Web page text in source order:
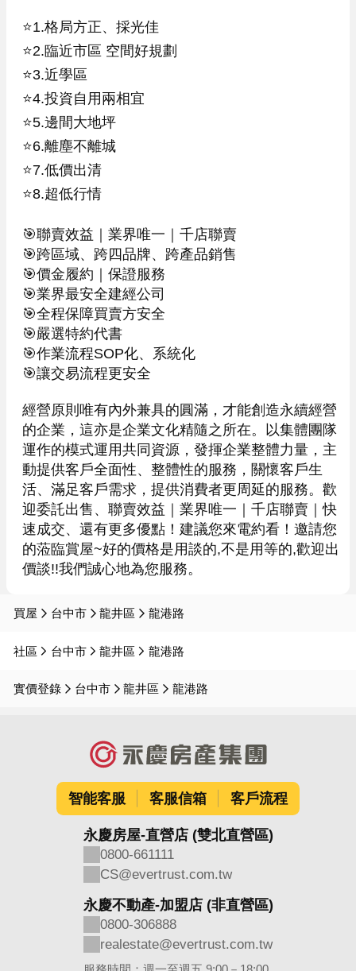
⭐️1.格局方正、採光佳
⭐️2.臨近市區 空間好規劃
⭐️3.近學區
⭐️4.投資自用兩相宜
⭐️5.邊間大地坪
⭐️6.離塵不離城
⭐️7.低價出清
⭐️8.超低行情
🎯聯賣效益｜業界唯一｜千店聯賣
🎯跨區域、跨四品牌、跨產品銷售
🎯價金履約｜保證服務
🎯業界最安全建經公司
🎯全程保障買賣方安全
🎯嚴選特約代書
🎯作業流程SOP化、系統化
🎯讓交易流程更安全
經營原則唯有內外兼具的圓滿，才能創造永續經營
的企業，這亦是企業文化精隨之所在。以集體團隊
運作的模式運用共同資源，發揮企業整體力量，主
動提供客戶全面性、整體性的服務，關懷客戶生
活、滿足客戶需求，提供消費者更周延的服務。歡
迎委託出售、聯賣效益｜業界唯一｜千店聯賣｜快
速成交、還有更多優點！建議您來電約看！邀請您
的蒞臨賞屋~好的價格是用談的,不是用等的,歡迎出
價談!!我們誠心地為您服務。
買屋 台中市 龍井區 龍港路
社區 台中市 龍井區 龍港路
實價登錄 台中市 龍井區 龍港路
智能客服 客服信箱 客戶流程
永慶房屋-直營店 (雙北直營區)
0800-661111
CS@evertrust.com.tw
永慶不動產-加盟店 (非直營區)
0800-306888
realestate@evertrust.com.tw